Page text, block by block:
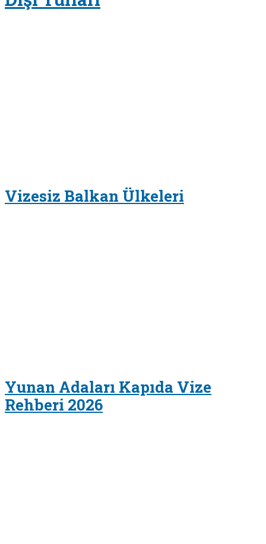
Vizesiz Balkan Ülkeleri
Yunan Adaları Kapıda Vize
Rehberi 2026